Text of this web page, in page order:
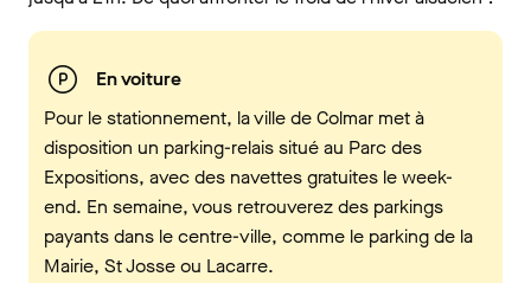
En voiture
Pour le stationnement, la ville de Colmar met à
disposition un parking-relais situé au Parc des
Expositions, avec des navettes gratuites le week-
end. En semaine, vous retrouverez des parkings
payants dans le centre-ville, comme le parking de la
Mairie, St Josse ou Lacarre.